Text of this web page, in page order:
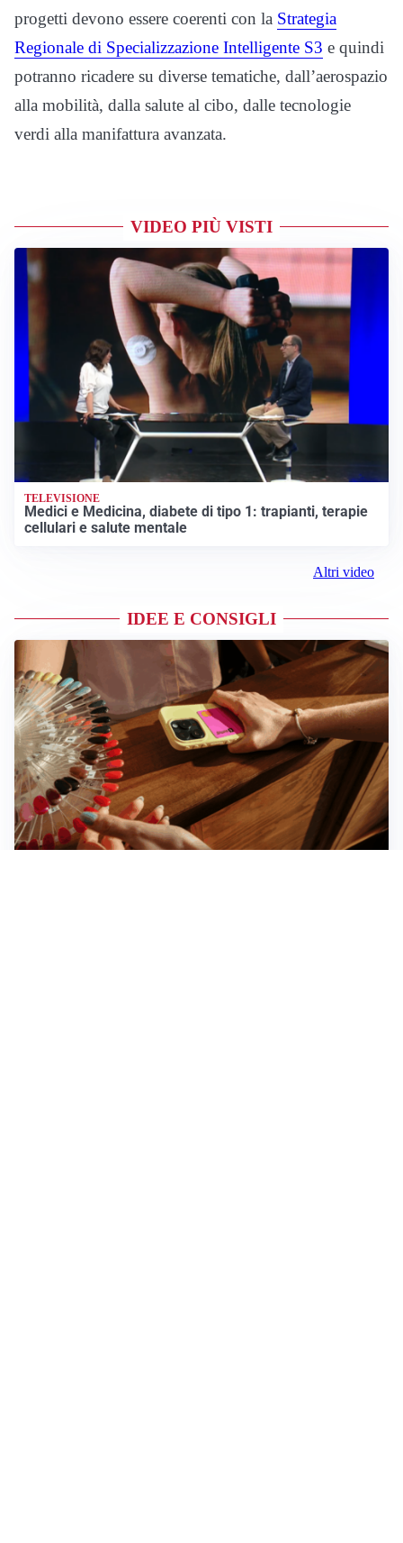
progetti devono essere coerenti con la Strategia
Regionale di Specializzazione Intelligente S3 e quindi
potranno ricadere su diverse tematiche, dall’aerospazio
alla mobilità, dalla salute al cibo, dalle tecnologie
verdi alla manifattura avanzata.
VIDEO PIÙ VISTI
TELEVISIONE
Medici e Medicina, diabete di tipo 1: trapianti, terapie
cellulari e salute mentale
Altri video
IDEE E CONSIGLI